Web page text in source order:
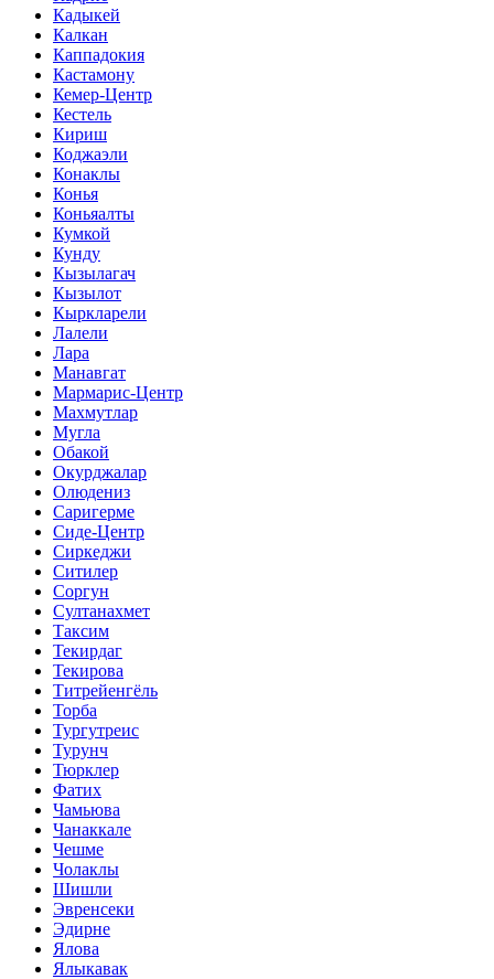
Кадыкей
Калкан
Каппадокия
Кастамону
Кемер-Центр
Кестель
Кириш
Коджаэли
Конаклы
Конья
Коньяалты
Кумкой
Кунду
Кызылагач
Кызылот
Кыркларели
Лалели
Лара
Манавгат
Мармарис-Центр
Махмутлар
Мугла
Обакой
Окурджалар
Олюдениз
Саригерме
Сиде-Центр
Сиркеджи
Ситилер
Соргун
Султанахмет
Таксим
Текирдаг
Текирова
Титрейенгёль
Торба
Тургутреис
Турунч
Тюрклер
Фатих
Чамьюва
Чанаккале
Чешме
Чолаклы
Шишли
Эвренсеки
Эдирне
Ялова
Ялыкавак